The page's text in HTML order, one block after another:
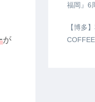
が
福岡』6
【博多